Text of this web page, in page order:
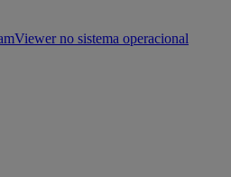
no sistema operacional